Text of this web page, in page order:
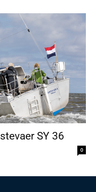
SY 36
0